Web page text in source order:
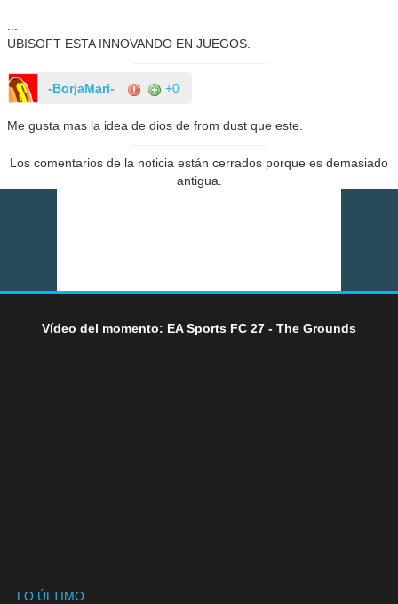
...
...
UBISOFT ESTA INNOVANDO EN JUEGOS.
-BorjaMari- +0
Me gusta mas la idea de dios de from dust que este.
Los comentarios de la noticia están cerrados porque es demasiado
antigua.
Vídeo del momento: EA Sports FC 27 - The Grounds
LO ÚLTIMO